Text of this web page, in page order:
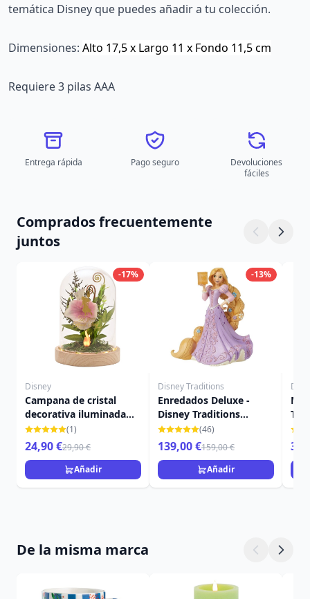
temática Disney que puedes añadir a tu colección.
Dimensiones: Alto 17,5 x Largo 11 x Fondo 11,5 cm
Requiere 3 pilas AAA
Entrega rápida Pago seguro
Devoluciones
fáciles
Comprados frecuentemente
juntos
-17%
Disney
Campana de cristal
decorativa iluminada
Vaiana - Disney Pastel
Princesse
(1)
24,90 €29,90 €
Añadir
-13%
Disney Traditions
Enredados Deluxe -
Disney Traditions
Enredados
(46)
139,00 €159,00 €
Añadir
De la misma marca